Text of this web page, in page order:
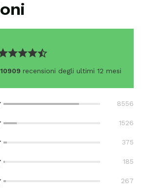
10909 recensioni degli ultimi 12 mesi
267
185
375
1526
8556